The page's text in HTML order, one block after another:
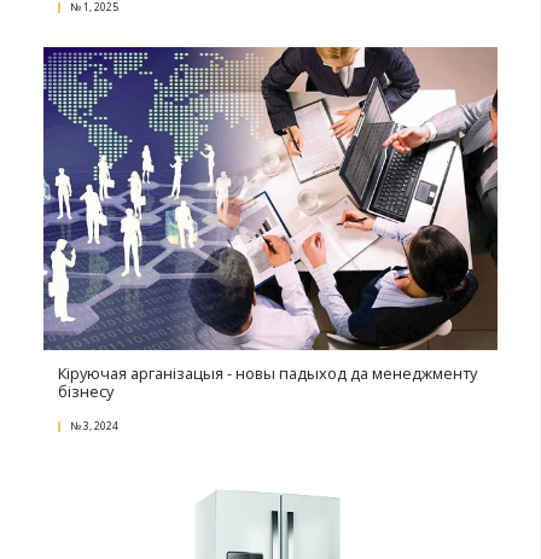
Гандлёвыя сеткі Нігерыі: ключавыя гульцы і стан
№ 1, 2025